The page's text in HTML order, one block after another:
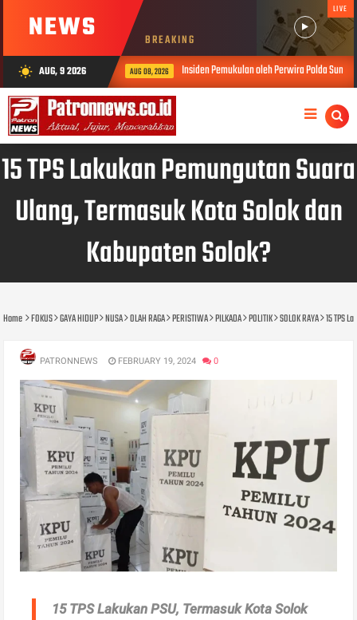
NEWS BREAKING
LIVE
wb_sunny AUG, 9 2026
AUG 08, 2026 Insiden Pemukulan oleh Perwira Polda Sumbar, Kabid Humas:
15 TPS Lakukan Pemungutan Suara
Ulang, Termasuk Kota Solok dan
Kabupaten Solok?
Home FOKUS GAYA HIDUP NUSA OLAH RAGA PERISTIWA PILKADA POLITIK SOLOK RAYA 15 TPS
PATRONNEWS FEBRUARY 19, 2024 0
15 TPS Lakukan PSU, Termasuk Kota Solok